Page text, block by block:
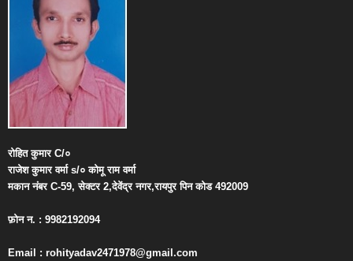
रोहित कुमारC/०
राजेश कुमार वर्माs/० कोमू राम वर्मा
मकान नंबरC-59,सेक्टर2,देवेंद्र नगर,रायपुर पिन कोड492009
फ़ोन न. : 9982192094
Email : rohityadav2471978@gmail.com